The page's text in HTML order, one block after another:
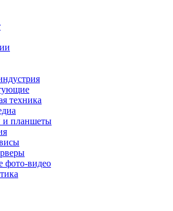
техника
и планшеты
фото-видео